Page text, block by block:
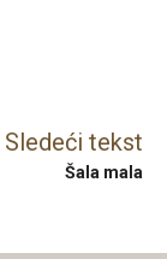
Sledeći tekst
Šala mala